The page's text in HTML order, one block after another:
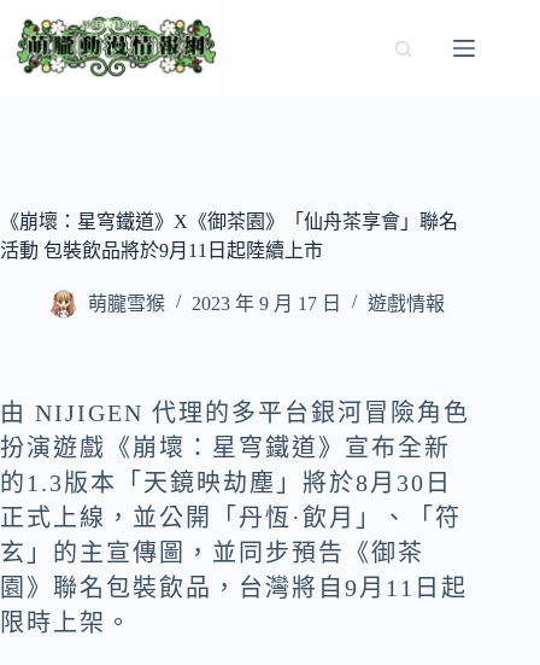
至
《崩壞：星穹鐵道》X《御茶園》「仙舟茶享會」聯名
活動 包裝飲品將於9月11日起陸續上市
萌朧雪猴 2023 年 9 月 17 日 遊戲情報
由 NIJIGEN 代理的多平台銀河冒險角色
扮演遊戲《崩壞：星穹鐵道》宣布全新
的1.3版本「天鏡映劫塵」將於8月30日
正式上線，並公開「丹恆·飲月」、「符
玄」的主宣傳圖，並同步預告《御茶
園》聯名包裝飲品，台灣將自9月11日起
限時上架。